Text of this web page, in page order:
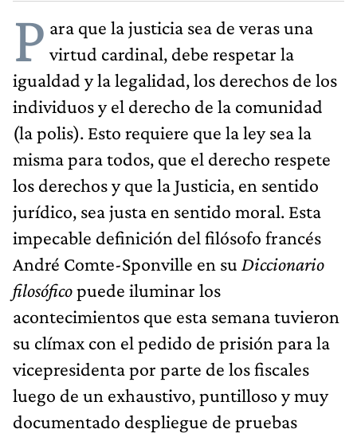
P ara que la justicia sea de veras una
virtud cardinal, debe respetar la
igualdad y la legalidad, los derechos de los
individuos y el derecho de la comunidad
(la polis). Esto requiere que la ley sea la
misma para todos, que el derecho respete
los derechos y que la Justicia, en sentido
jurídico, sea justa en sentido moral. Esta
impecable definición del filósofo francés
André Comte-Sponville en su Diccionario
filosóficopuede iluminar los
acontecimientos que esta semana tuvieron
su clímax con el pedido de prisión para la
vicepresidenta por parte de los fiscales
luego de un exhaustivo, puntilloso y muy
documentado despliegue de pruebas